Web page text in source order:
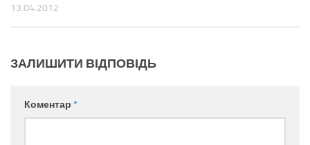
13.04.2012
ЗАЛИШИТИ ВІДПОВІДЬ
Коментар *